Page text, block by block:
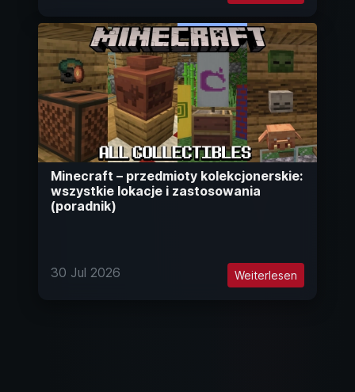
Minecraft – przedmioty kolekcjonerskie:
wszystkie lokacje i zastosowania
(poradnik)
30 Jul 2026 Weiterlesen